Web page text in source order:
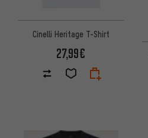
Cinelli Heritage T-Shirt
27,99€